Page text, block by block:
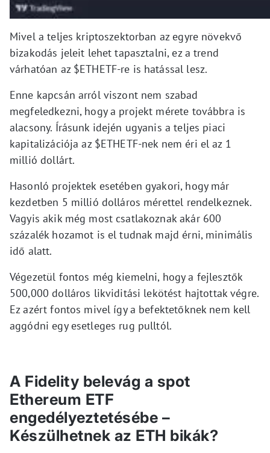
Mivel a teljes kriptoszektorban az egyre növekvő
bizakodás jeleit lehet tapasztalni, ez a trend
várhatóan az $ETHETF-re is hatással lesz.
Enne kapcsán arról viszont nem szabad
megfeledkezni, hogy a projekt mérete továbbra is
alacsony. Írásunk idején ugyanis a teljes piaci
kapitalizációja az $ETHETF-nek nem éri el az 1
millió dollárt.
Hasonló projektek esetében gyakori, hogy már
kezdetben 5 millió dolláros mérettel rendelkeznek.
Vagyis akik még most csatlakoznak akár 600
százalék hozamot is el tudnak majd érni, minimális
idő alatt.
Végezetül fontos még kiemelni, hogy a fejlesztők
500,000 dolláros likviditási lekötést hajtottak végre.
Ez azért fontos mivel így a befektetőknek nem kell
aggódni egy esetleges rug pulltól.
A Fidelity belevág a spot
Ethereum ETF
engedélyeztetésébe –
Készülhetnek az ETH bikák?